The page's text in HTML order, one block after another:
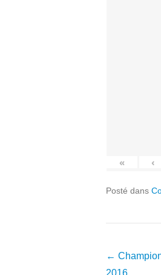
« ‹
Posté dans
Navigation
dans
←
2016